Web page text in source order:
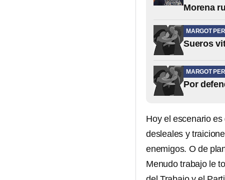
Morena
MARGOT
Sueros
MARGOT
Por
Hoy el escenario
desleales y
enemigos. O de
Menudo trabajo le